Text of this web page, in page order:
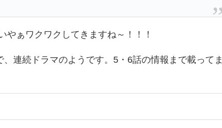
やぁワクワクしてきますね～！！！
、連続ドラマのようです。5・6話の情報まで載ってま